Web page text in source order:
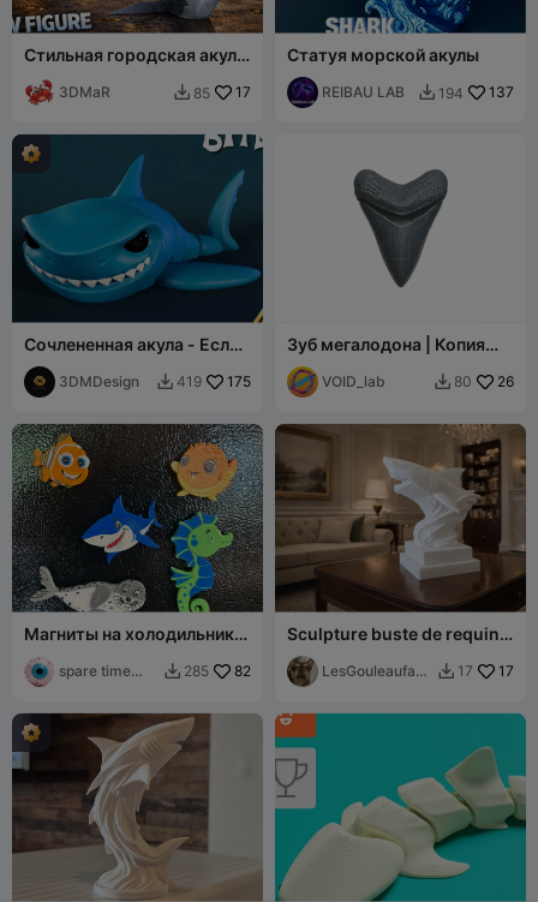
Стильная городская акула
3DMaR  85 17
Статуя морской акулы
REIBAU LAB  194 137
Сочлененная акула - Если
движется, значит, это еда
🦈😂 3DMDesign  419 175
Зуб мегалодона | Копия
окаменелости
VOID_lab  80 26
Магниты на холодильник
"Морские существа 2"
spare time
 285 82
Sculpture buste de requin
moderne
LesGouleaufami
 17 17